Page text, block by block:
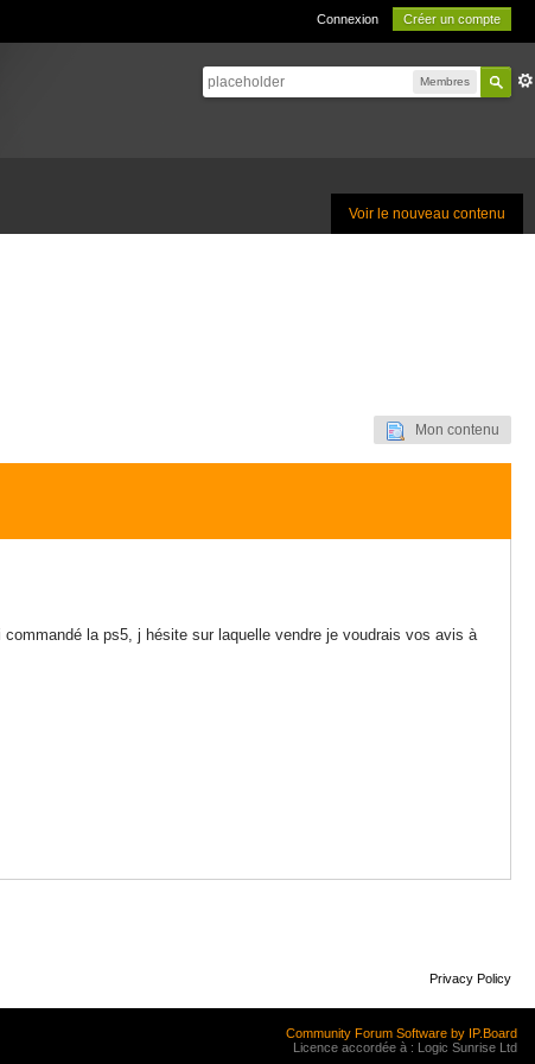
Connexion Créer un compte
Membres
Voir le nouveau contenu
Mon contenu
la ps5, j hésite sur laquelle vendre je voudrais vos avis à
Privacy Policy
Community Forum Software by IP.Board
Licence accordée à : Logic Sunrise Ltd